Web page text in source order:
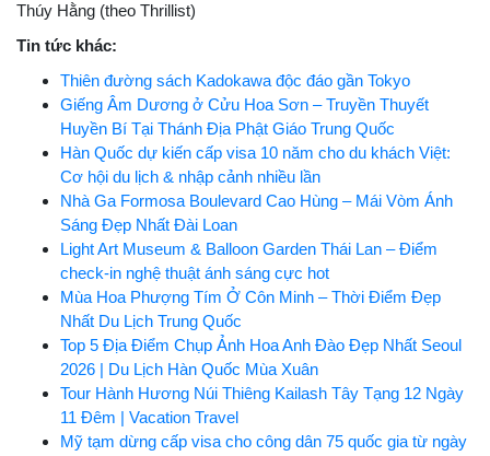
Thúy Hằng (theo Thrillist)
Tin tức khác:
Thiên đường sách Kadokawa độc đáo gần Tokyo
Giếng Âm Dương ở Cửu Hoa Sơn – Truyền Thuyết
Huyền Bí Tại Thánh Địa Phật Giáo Trung Quốc
Hàn Quốc dự kiến cấp visa 10 năm cho du khách Việt:
Cơ hội du lịch & nhập cảnh nhiều lần
Nhà Ga Formosa Boulevard Cao Hùng – Mái Vòm Ánh
Sáng Đẹp Nhất Đài Loan
Light Art Museum & Balloon Garden Thái Lan – Điểm
check-in nghệ thuật ánh sáng cực hot
Mùa Hoa Phượng Tím Ở Côn Minh – Thời Điểm Đẹp
Nhất Du Lịch Trung Quốc
Top 5 Địa Điểm Chụp Ảnh Hoa Anh Đào Đẹp Nhất Seoul
2026 | Du Lịch Hàn Quốc Mùa Xuân
Tour Hành Hương Núi Thiêng Kailash Tây Tạng 12 Ngày
11 Đêm | Vacation Travel
Mỹ tạm dừng cấp visa cho công dân 75 quốc gia từ ngày